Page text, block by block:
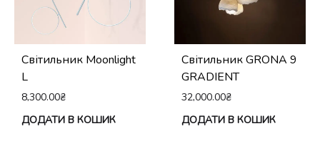
Світильник Moonlight
L
8,300.00₴
ДОДАТИ В КОШИК
Світильник GRONA 9
GRADIENT
32,000.00₴
ДОДАТИ В КОШИК